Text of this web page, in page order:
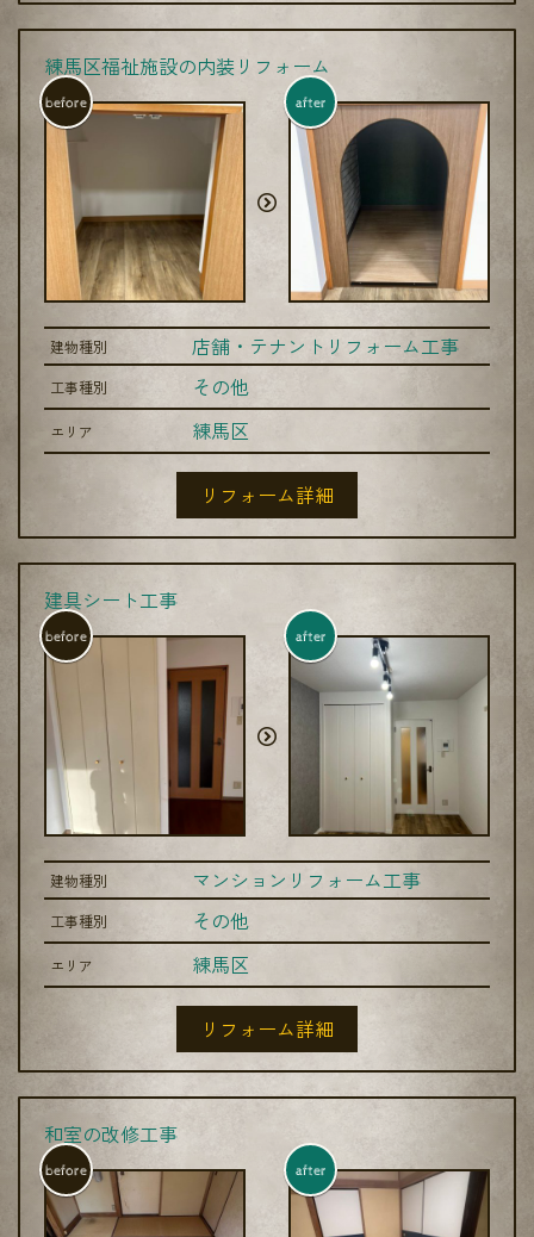
練馬区福祉施設の内装リフォーム
before after
建物種別 店舗・テナントリフォーム工事
工事種別 その他
エリア 練馬区
リフォーム詳細
建具シート工事
before after
建物種別 マンションリフォーム工事
工事種別 その他
エリア 練馬区
リフォーム詳細
和室の改修工事
before after